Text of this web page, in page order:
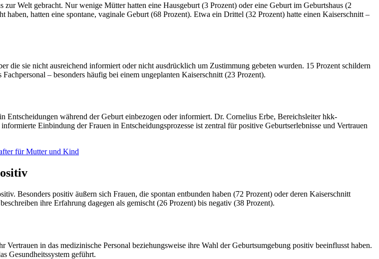
Welt gebracht. Nur wenige Mütter hatten eine Hausgeburt (3 Prozent) oder eine Geburt im Geburtshaus (2
hatten eine spontane, vaginale Geburt (68 Prozent). Etwa ein Drittel (32 Prozent) hatte einen Kaiserschnitt –
die sie nicht ausreichend informiert oder nicht ausdrücklich um Zustimmung gebeten wurden. 15 Prozent schildern
– besonders häufig bei einem ungeplanten Kaiserschnitt (23 Prozent).
während der Geburt einbezogen oder informiert. Dr. Cornelius Erbe, Bereichsleiter hkk-
Einbindung der Frauen in Entscheidungsprozesse ist zentral für positive Geburtserlebnisse und Vertrauen
für Mutter und Kind
Besonders positiv äußern sich Frauen, die spontan entbunden haben (72 Prozent) oder deren Kaiserschnitt
ihre Erfahrung dagegen als gemischt (26 Prozent) bis negativ (38 Prozent).
in das medizinische Personal beziehungsweise ihre Wahl der Geburtsumgebung positiv beeinflusst haben.
Gesundheitssystem geführt.